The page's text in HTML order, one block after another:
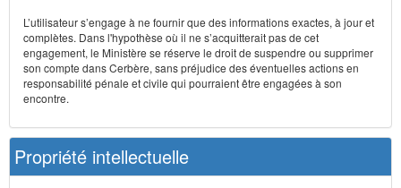
L’utilisateur s’engage à ne fournir que des informations exactes, à jour et
complètes. Dans l'hypothèse où il ne s’acquitterait pas de cet
engagement, le Ministère se réserve le droit de suspendre ou supprimer
son compte dans Cerbère, sans préjudice des éventuelles actions en
responsabilité pénale et civile qui pourraient être engagées à son
encontre.
Propriété intellectuelle